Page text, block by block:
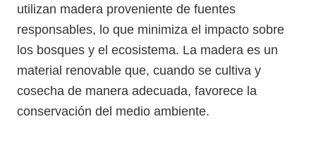
utilizan madera proveniente de fuentes
responsables, lo que minimiza el impacto sobre
los bosques y el ecosistema. La madera es un
material renovable que, cuando se cultiva y
cosecha de manera adecuada, favorece la
conservación del medio ambiente.